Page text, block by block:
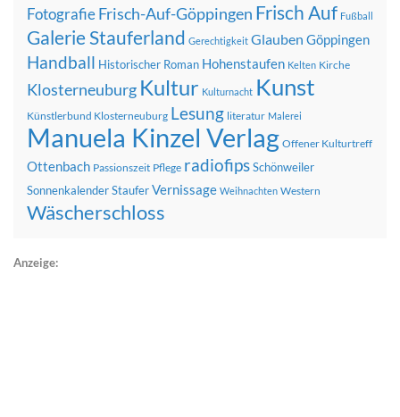
FotografieFrisch-Auf-Göppingen Frisch Auf Fußball
Galerie Stauferland Gerechtigkeit Glauben Göppingen
Handball Historischer Roman Hohenstaufen Kelten Kirche
Klosterneuburg Kultur Kulturnacht Kunst
Künstlerbund Klosterneuburg Lesung literatur Malerei
Manuela Kinzel Verlag Offener Kulturtreff
Ottenbach Passionszeit Pflege radiofipsSchönweiler
SonnenkalenderStauferVernissage Weihnachten Western
Wäscherschloss
Anzeige: